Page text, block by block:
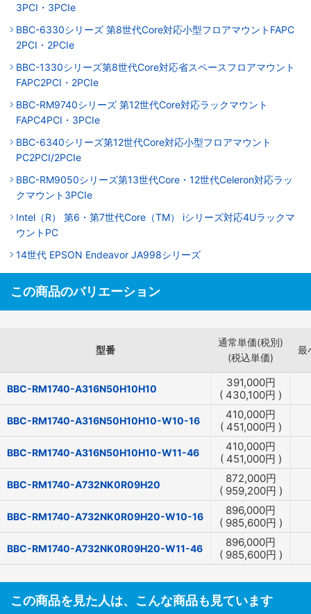
3PCI・3PCIe
BBC-6330シリーズ 第8世代Core対応小型フロアマウントFAPC
2PCI・2PCIe
BBC-1330シリーズ第8世代Core対応省スペースフロアマウント
FAPC2PCI・2PCIe
BBC-RM9740シリーズ 第12世代Core対応ラックマウント
FAPC4PCI・3PCIe
BBC-6340シリーズ第12世代Core対応小型フロアマウント
PC2PCI/2PCIe
BBC-RM9050シリーズ第13世代Core・12世代Celeron対応ラッ
クマウント3PCIe
Intel（R） 第6・第7世代Core（TM） iシリーズ対応4Uラックマ
ウントPC
14世代 EPSON Endeavor JA998シリーズ
この商品のバリエーション
型番
通常単価(税別)
(税込単価)
最
BBC-RM1740-A316N50H10H10 391,000円
( 430,100円 )
BBC-RM1740-A316N50H10H10-W10-16 410,000円
( 451,000円 )
BBC-RM1740-A316N50H10H10-W11-46 410,000円
( 451,000円 )
BBC-RM1740-A732NK0R09H20 872,000円
( 959,200円 )
BBC-RM1740-A732NK0R09H20-W10-16 896,000円
( 985,600円 )
BBC-RM1740-A732NK0R09H20-W11-46 896,000円
( 985,600円 )
この商品を見た人は、こんな商品も見ています